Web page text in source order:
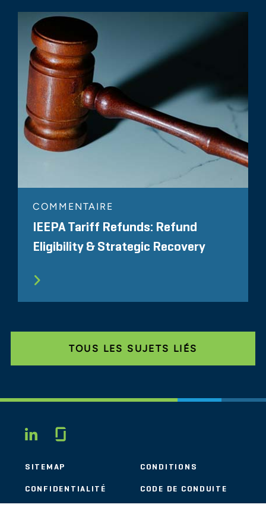
COMMENTAIRE
IEEPA Tariff Refunds: Refund
Eligibility & Strategic Recovery
TOUS LES SUJETS LIÉS
LINKEDIN
SITEMAP CONDITIONS
CONFIDENTIALITÉ CODE DE CONDUITE